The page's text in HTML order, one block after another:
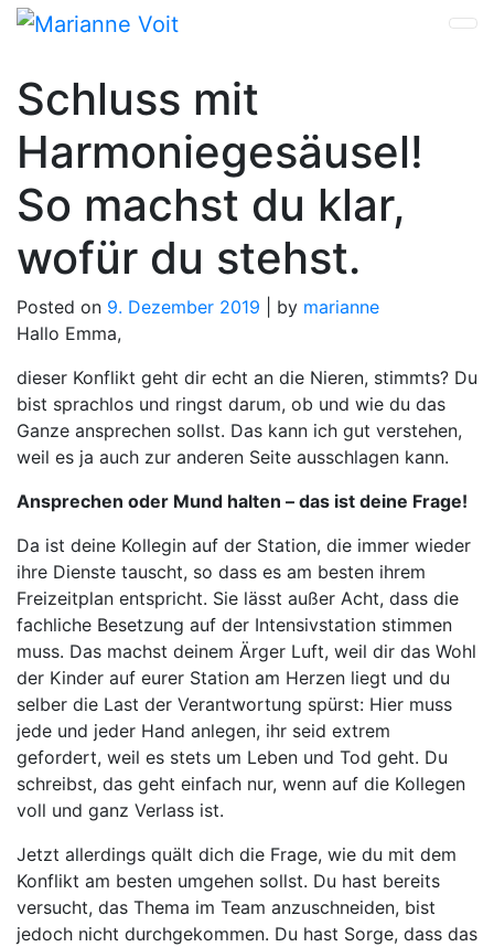
Skip
Schluss mit
Harmoniegesäusel!
So machst du klar,
wofür du stehst.
Posted on 9. Dezember 2019 by marianne
Hallo Emma,
dieser Konflikt geht dir echt an die Nieren, stimmts? Du
bist sprachlos und ringst darum, ob und wie du das
Ganze ansprechen sollst. Das kann ich gut verstehen,
weil es ja auch zur anderen Seite ausschlagen kann.
Ansprechen oder Mund halten – das ist deine Frage!
Da ist deine Kollegin auf der Station, die immer wieder
ihre Dienste tauscht, so dass es am besten ihrem
Freizeitplan entspricht. Sie lässt außer Acht, dass die
fachliche Besetzung auf der Intensivstation stimmen
muss. Das machst deinem Ärger Luft, weil dir das Wohl
der Kinder auf eurer Station am Herzen liegt und du
selber die Last der Verantwortung spürst: Hier muss
jede und jeder Hand anlegen, ihr seid extrem
gefordert, weil es stets um Leben und Tod geht. Du
schreibst, das geht einfach nur, wenn auf die Kollegen
voll und ganz Verlass ist.
Jetzt allerdings quält dich die Frage, wie du mit dem
Konflikt am besten umgehen sollst. Du hast bereits
versucht, das Thema im Team anzuschneiden, bist
jedoch nicht durchgekommen. Du hast Sorge, dass das